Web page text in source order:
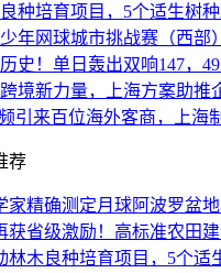
种培育项目，5个适生树
年网球城市挑战赛（西部
史！单日轰出双响147，
境新力量，上海方案助推
引来百位海外客商，上海
荐
家精确测定月球阿波罗盆地
获省级激励！高标准农田
林木良种培育项目，5个适